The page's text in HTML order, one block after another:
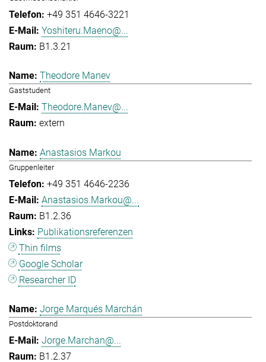
+49 351 4646-3221
Yoshiteru.Maeno@...
B1.3.21
Theodore Manev
Gaststudent
Theodore.Manev@...
extern
Anastasios Markou
Gruppenleiter
+49 351 4646-2236
Anastasios.Markou@...
B1.2.36
Publikationsreferenzen
Thin films
Google Scholar
Researcher ID
Jorge Marqués Marchán
Postdoktorand
Jorge.Marchan@...
B1.2.37